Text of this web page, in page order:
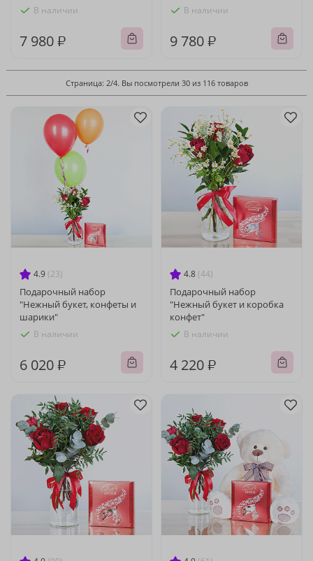
В наличии
7 980 ₽
В наличии
9 780 ₽
Страница: 2/4. Вы посмотрели 30 из 116 товаров
4.9 (23)
Подарочный набор
"Нежный букет, конфеты и
шарики"
В наличии
6 020 ₽
4.8 (44)
Подарочный набор
"Нежный букет и коробка
конфет"
В наличии
4 220 ₽